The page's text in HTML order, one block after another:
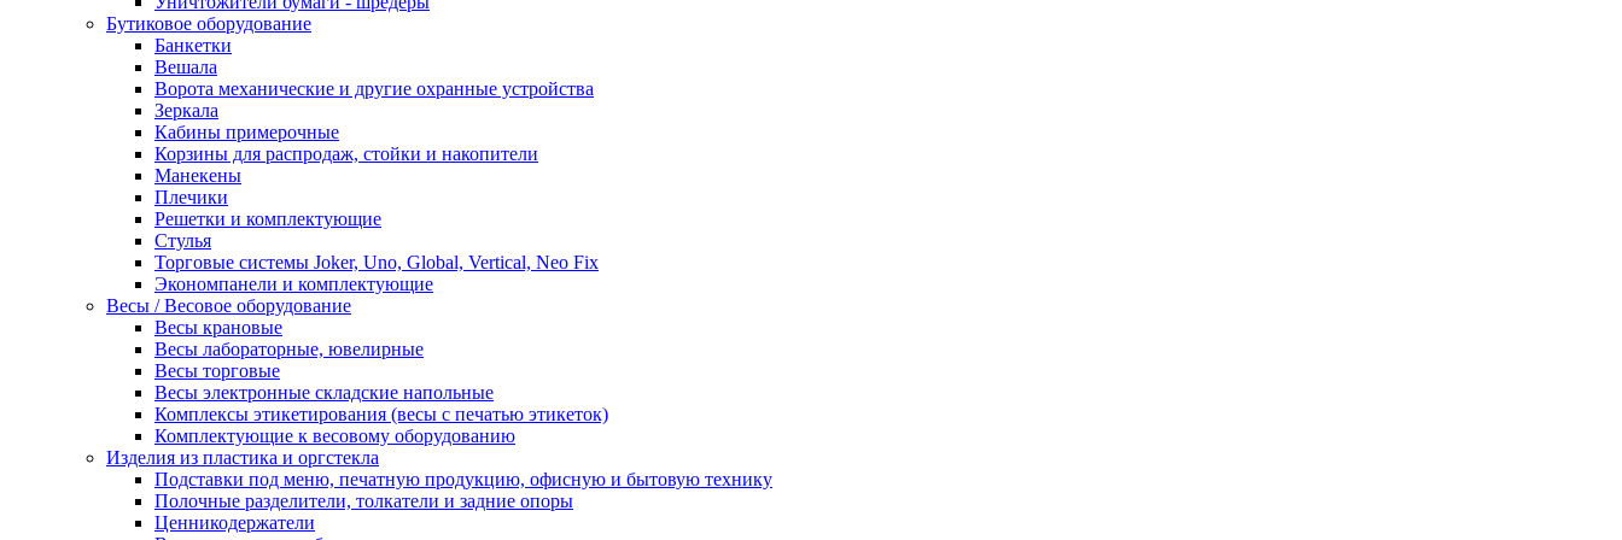
Бутиковое оборудование
Банкетки
Вешала
Ворота механические и другие охранные устройства
Зеркала
Кабины примерочные
Корзины для распродаж, стойки и накопители
Манекены
Плечики
Решетки и комплектующие
Стулья
Торговые системы Joker, Uno, Global, Vertical, Neo Fix
Экономпанели и комплектующие
Весы / Весовое оборудование
Весы крановые
Весы лабораторные, ювелирные
Весы торговые
Весы электронные складские напольные
Комплексы этикетирования (весы с печатью этикеток)
Комплектующие к весовому оборудованию
Изделия из пластика и оргстекла
Подставки под меню, печатную продукцию, офисную и бытовую технику
Полочные разделители, толкатели и задние опоры
Ценникодержатели